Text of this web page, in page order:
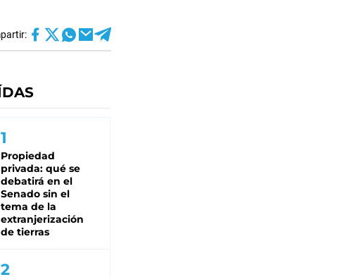
Propiedad
privada: qué se
debatirá en el
Senado sin el
tema de la
extranjerización
de tierras